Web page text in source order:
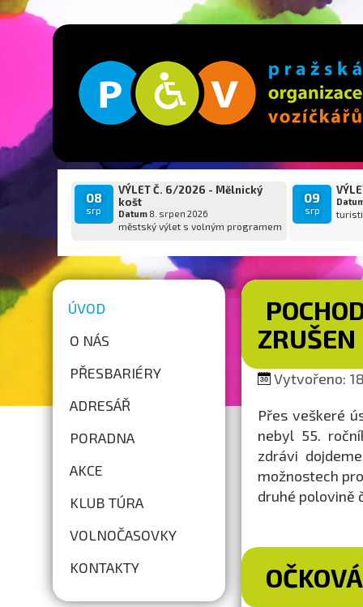
08
srp
VÝLET Č. 6/2026 - Mělnický
košt
Datum8. srpen 2026
městský výlet s volným programem
09
srp
ÚVOD
O NÁS
PŘESBARIÉRY
ADRESÁŘ
PORADNA
AKCE
KLUB TÚRA
VOLNOČASOVKY
KONTAKTY
ZRUŠEN
Vytvořeno:
Přes veškeré
nebyl 55.
zdrávi
možnostech
druhé polovině